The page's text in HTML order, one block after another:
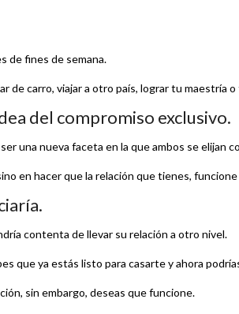
de fines de semana.
de carro, viajar a otro país, lograr tu maestría
del compromiso exclusivo.
una nueva faceta en la que ambos se elijan
en hacer que la relación que tienes,
contenta de llevar su relación a otro nivel.
que ya estás listo para casarte y ahora
sin embargo, deseas que funcione.